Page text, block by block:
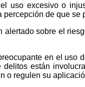
uso excesivo o
de que
sobre el
en el
están
o regulen su